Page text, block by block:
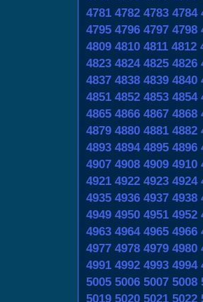
4781 4782 4783 4784
4795 4796 4797 4798
4809 4810 4811 4812
4823 4824 4825 4826
4837 4838 4839 4840
4851 4852 4853 4854
4865 4866 4867 4868
4879 4880 4881 4882
4893 4894 4895 4896
4907 4908 4909 4910
4921 4922 4923 4924
4935 4936 4937 4938
4949 4950 4951 4952
4963 4964 4965 4966
4977 4978 4979 4980
4991 4992 4993 4994
5005 5006 5007 5008
5019 5020 5021 5022